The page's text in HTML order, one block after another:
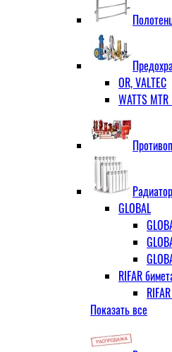
ЧАЗ
OR, VALTEC
WATTS
GLOBAL
RIFAR
Показать все